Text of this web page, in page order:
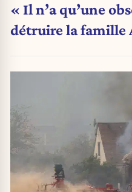
« Il n’a qu’une
détruire la famille